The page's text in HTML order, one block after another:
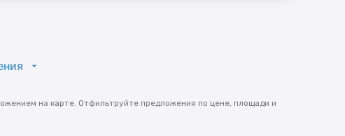
на карте. Отфильтруйте предложения по цене, площади и